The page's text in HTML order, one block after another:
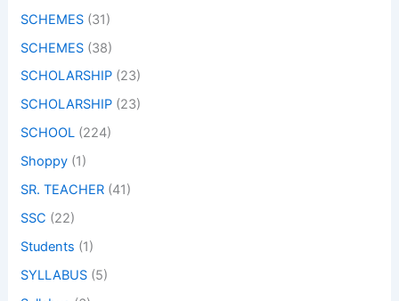
SCHEMES (31)
SCHEMES (38)
SCHOLARSHIP (23)
SCHOLARSHIP (23)
SCHOOL (224)
Shoppy (1)
SR. TEACHER (41)
SSC (22)
Students (1)
SYLLABUS (5)